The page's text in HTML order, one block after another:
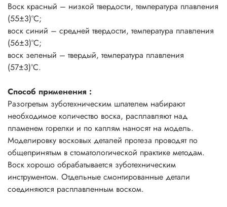
Воск красный – низкой твердости, температура плавления
(55±3)°С;
воск синий – средней твердости, температура плавления
(56±3)°С;
воск зеленый – твердый, температура плавления
(57±3)°С.
Способ применения :
Разогретым зуботехническим шпателем набирают
необходимое количество воска, расплавляют над
пламенем горелки и по каплям наносят на модель.
Моделировку восковых деталей протеза проводят по
общепринятым в стоматологической практике методам.
Воск хорошо обрабатывается зуботехническим
инструментом. Отдельные смонтированные детали
соединяются расплавленным воском.